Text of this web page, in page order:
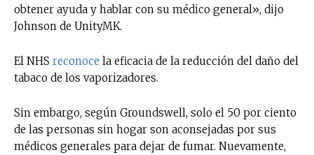
obtener ayuda y hablar con su médico general», dijo
Johnson de UnityMK.
El NHS reconoce la eficacia de la reducción del daño del
tabaco de los vaporizadores.
Sin embargo, según Groundswell, solo el 50 por ciento
de las personas sin hogar son aconsejadas por sus
médicos generales para dejar de fumar. Nuevamente,